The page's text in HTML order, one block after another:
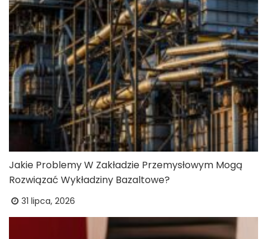
Jakie Problemy W Zakładzie Przemysłowym Mogą
Rozwiązać Wykładziny Bazaltowe?
31 lipca, 2026